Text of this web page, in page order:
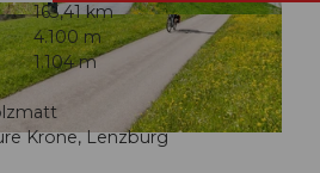
Tourismus | CC-BY
|CC-BY
© travelita.ch, Anita Brechbühl, Luzern Tourism
us |CC-BY
163,41 km
4.100 m
1.104 m
Krone, Lenzburg